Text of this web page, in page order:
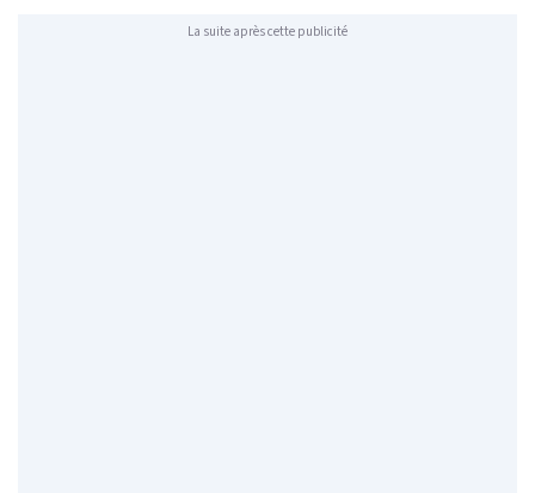
La suite après cette publicité